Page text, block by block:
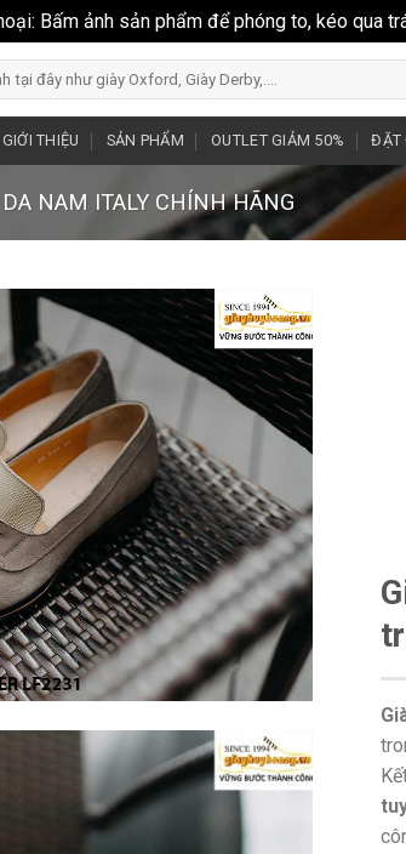
Bấm ảnh sản phẩm để phóng to, kéo qua
GIỚI THIỆU SẢN PHẨM OUTLET GIẢM 50% ĐẶT
DA NAM ITALY CHÍNH HÃNG